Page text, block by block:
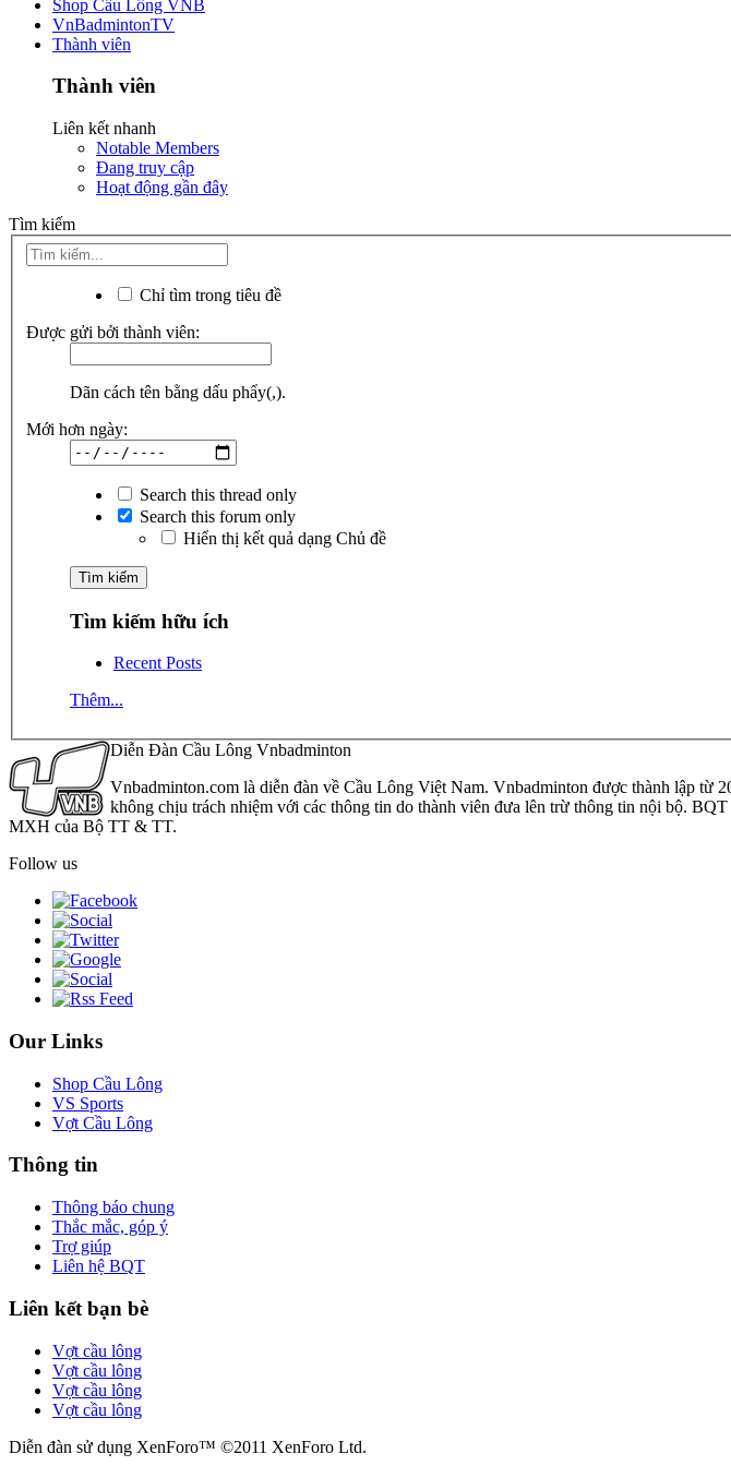
Shop Cầu Lông VNB
VnBadmintonTV
Thành viên
Thành viên
Liên kết nhanh
Notable Members
Đang truy cập
Hoạt động gần đây
Tìm kiếm
Chỉ tìm trong tiêu đề
Được gửi bởi thành viên:
Dãn cách tên bằng dấu phẩy(,).
Mới hơn ngày:
Search this thread only
Search this forum only
Hiển thị kết quả dạng Chủ đề
Tìm kiếm hữu ích
Recent Posts
Thêm...
Diễn Đàn Cầu Lông Vnbadminton
Vnbadminton.com là diễn đàn về Cầu Lông Việt Nam. Vnbadminton được thành lập từ
không chịu trách nhiệm với các thông tin do thành viên đưa lên trừ thông tin nội bộ.
MXH của Bộ TT & TT.
Follow us
Our Links
Shop Cầu Lông
VS Sports
Vợt Cầu Lông
Thông tin
Thông báo chung
Thắc mắc, góp ý
Trợ giúp
Liên hệ BQT
Liên kết bạn bè
Vợt cầu lông
Vợt cầu lông
Vợt cầu lông
Vợt cầu lông
Diễn đàn sử dụng XenForo™ ©2011 XenForo Ltd.